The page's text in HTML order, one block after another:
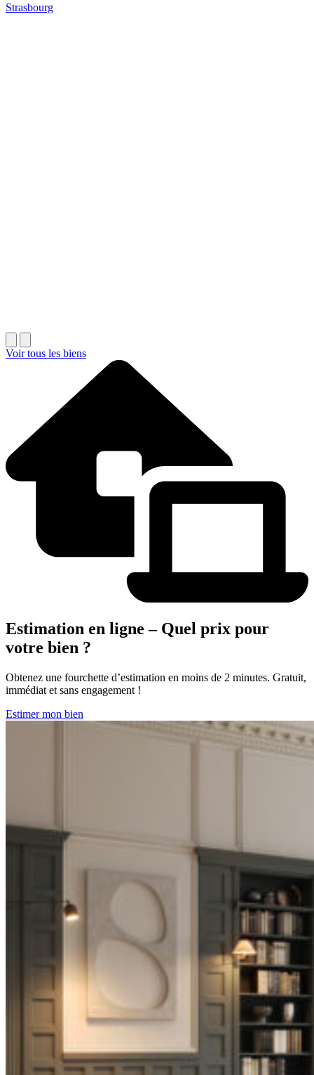
Strasbourg
Voir tous les biens
Estimation en ligne – Quel prix pour
votre bien ?
Obtenez une fourchette d’estimation en moins de 2 minutes. Gratuit,
immédiat et sans engagement !
Estimer mon bien